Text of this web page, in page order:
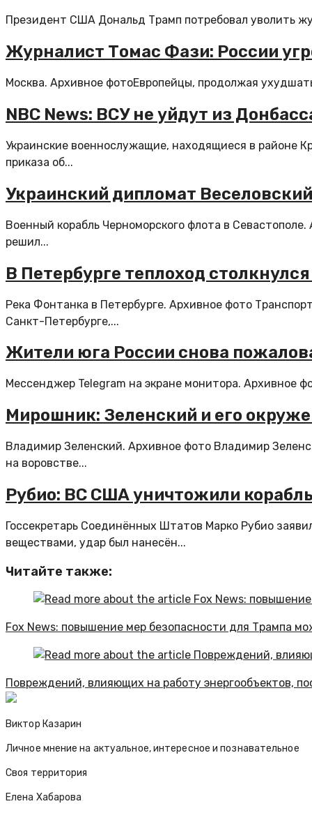
Президент США Дональд Трамп потребовал уволить
Журналист Томас Фази: России
Москва. Архивное фотоЕвропейцы, продолжая
NBC News: ВСУ не уйдут из
Украинские военнослужащие, находящиеся в районе
приказа об...
Украинский дипломат
Военный корабль Черноморского флота в
решил...
В Петербурге теплоход
Река Фонтанка в Петербурге. Архивное фото
Санкт-Петербурге,...
Жители юга России снова
Мессенджер Telegram на экране монитора. Архивное
Мирошник: Зеленский и его
Владимир Зеленский. Архивное фото Владимир
на воровстве...
Рубио: ВС США уничтожили
Госсекретарь Соединённых Штатов Марко Рубио
веществами, удар был нанесён...
Читайте также:
Fox News: повышение мер безопасности для Трампа
Повреждений, влияющих на работу энергообъектов,
Виктор Казарин
Личное мнение на актуальное, интересное и познавательное
Своя территория
Елена Хабарова